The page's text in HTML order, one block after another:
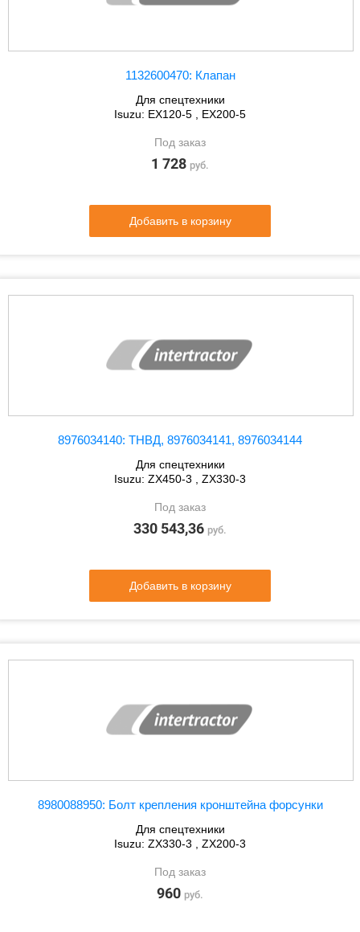
1132600470: Клапан
Для спецтехники
Isuzu: EX120-5 , EX200-5
Под заказ
1 728 руб.
Добавить в корзину
8976034140: ТНВД, 8976034141, 8976034144
Для спецтехники
Isuzu: ZX450-3 , ZX330-3
Под заказ
330 543,36 руб.
Добавить в корзину
8980088950: Болт крепления кронштейна форсунки
Для спецтехники
Isuzu: ZX330-3 , ZX200-3
Под заказ
960 руб.